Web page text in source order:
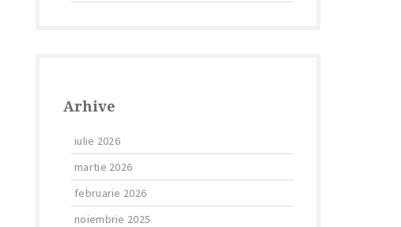
Arhive
iulie 2026
martie 2026
februarie 2026
noiembrie 2025